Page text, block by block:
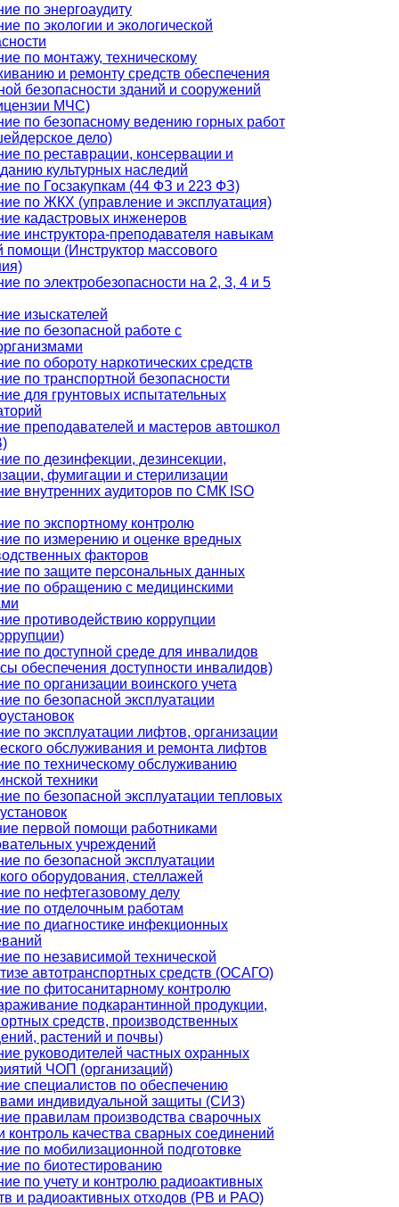
по энергоаудиту
по экологии и экологической
по монтажу, техническому
и ремонту средств обеспечения
безопасности зданий и сооружений
МЧС)
по безопасному ведению горных работ
дело)
по реставрации, консервации и
культурных наследий
по Госзакупкам (44 ФЗ и 223 ФЗ)
по ЖКХ (управление и эксплуатация)
кадастровых инженеров
инструктора-преподавателя навыкам
помощи (Инструктор массового
по электробезопасности на 2, 3, 4 и 5
изыскателей
по безопасной работе с
по обороту наркотических средств
по транспортной безопасности
для грунтовых испытательных
преподавателей и мастеров автошкол
по дезинфекции, дезинсекции,
фумигации и стерилизации
внутренних аудиторов по СМК ISO
по экспортному контролю
по измерению и оценке вредных
факторов
по защите персональных данных
по обращению с медицинскими
противодействию коррупции
по доступной среде для инвалидов
обеспечения доступности инвалидов)
по организации воинского учета
по безопасной эксплуатации
по эксплуатации лифтов, организации
обслуживания и ремонта лифтов
по техническому обслуживанию
техники
по безопасной эксплуатации тепловых
первой помощи работниками
учреждений
по безопасной эксплуатации
оборудования, стеллажей
по нефтегазовому делу
по отделочным работам
по диагностике инфекционных
по независимой технической
автотранспортных средств (ОСАГО)
по фитосанитарному контролю
подкарантинной продукции,
средств, производственных
растений и почвы)
руководителей частных охранных
ЧОП (организаций)
специалистов по обеспечению
индивидуальной защиты (СИЗ)
правилам производства сварочных
контроль качества сварных соединений
по мобилизационной подготовке
по биотестированию
по учету и контролю радиоактивных
и радиоактивных отходов (РВ и РАО)